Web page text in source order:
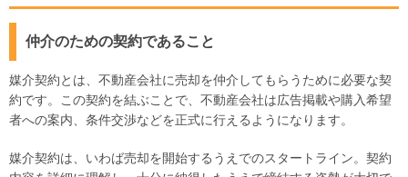
仲介のための契約であること
媒介契約とは、不動産会社に売却を仲介してもらうために必要な契
約です。この契約を結ぶことで、不動産会社は広告掲載や購入希望
者への案内、条件交渉などを正式に行えるようになります。
媒介契約は、いわば売却を開始するうえでのスタートライン。契約